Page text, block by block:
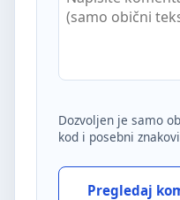
Dozvoljen je samo
kod i posebni
Pregledaj